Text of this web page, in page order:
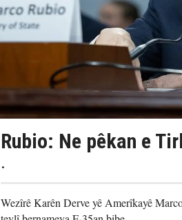
Rubio: Ne pêkan e
.
Wezîrê Karên Derve yê Amerîkayê